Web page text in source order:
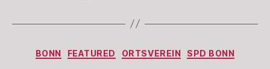
Kategorien
BONN FEATURED ORTSVEREIN SPD BONN